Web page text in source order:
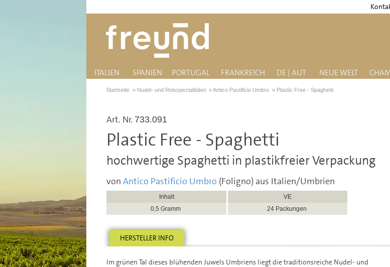
ITALIEN SPANIEN PORTUGAL FRANKREICH DE | AUT NEUE WELT
Startseite » Nudel- und Reisspezialitäten »Antico Pastificio Umbro » Plastic Free - Spaghetti
Art. Nr. 733.091
Plastic Free - Spaghetti
hochwertige Spaghetti in plastikfreier Verpackung
von Antico Pastificio Umbro (Foligno) aus Italien/Umbrien
Inhalt
VE
0,5 Gramm
24 Packungen
HERSTELLER INFO
Im grünen Tal dieses blühenden Juwels Umbriens liegt die traditionsreiche Nudel- und